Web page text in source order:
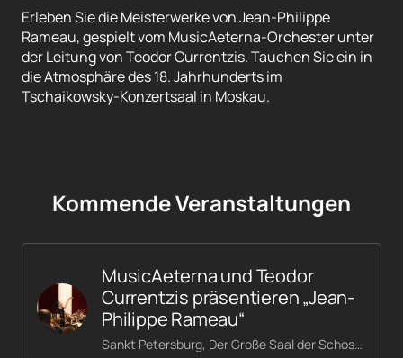
Erleben Sie die Meisterwerke von Jean-Philippe
Rameau, gespielt vom MusicAeterna-Orchester unter
der Leitung von Teodor Currentzis. Tauchen Sie ein in
die Atmosphäre des 18. Jahrhunderts im
Tschaikowsky-Konzertsaal in Moskau.
Kommende Veranstaltungen
MusicAeterna und Teodor
Currentzis präsentieren „Jean-
Philippe Rameau“
Sankt Petersburg, Der Große Saal der Schostakowitsch-Philharmonie